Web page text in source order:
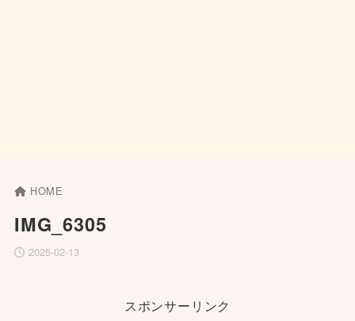
HOME
IMG_6305
2025-02-13
スポンサーリンク